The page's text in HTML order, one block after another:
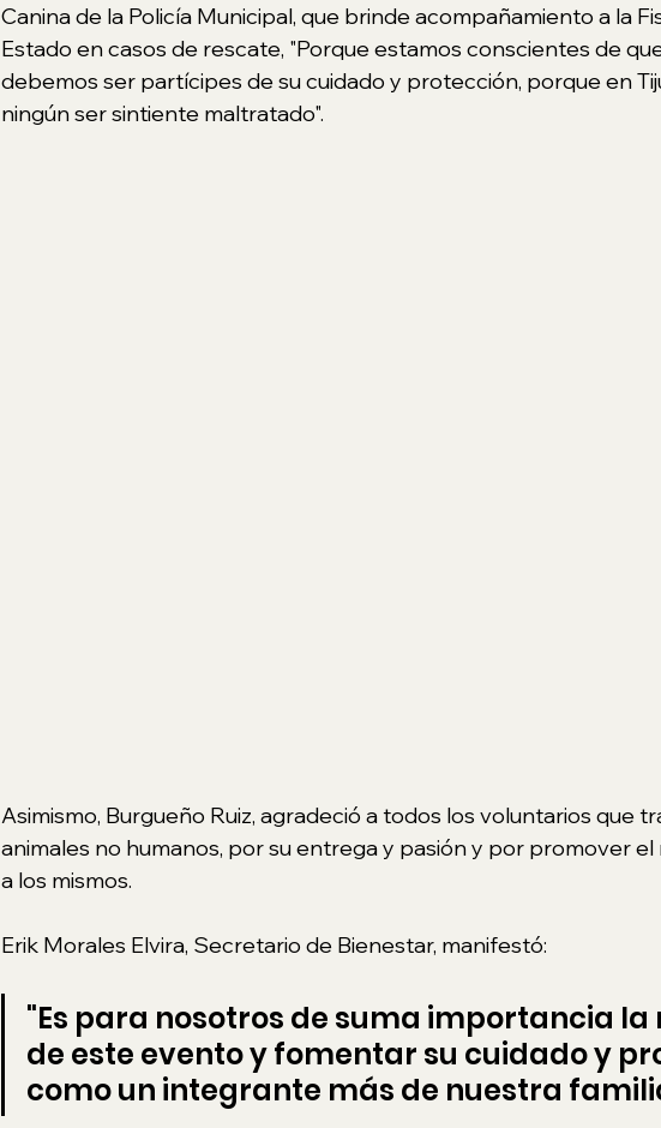
Canina de la Policía Municipal, que brinde acompañamiento a la
Estado en casos de rescate, "Porque estamos conscientes de
debemos ser partícipes de su cuidado y protección, porque en
ningún ser sintiente maltratado".
Asimismo, Burgueño Ruiz, agradeció a todos los voluntarios que
animales no humanos, por su entrega y pasión y por promover
a los mismos.
Erik Morales Elvira, Secretario de Bienestar, manifestó:
"Es para nosotros de suma importancia la
de este evento y fomentar su cuidado y
como un integrante más de nuestra